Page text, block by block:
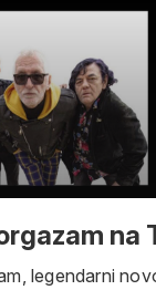
na
legendarni